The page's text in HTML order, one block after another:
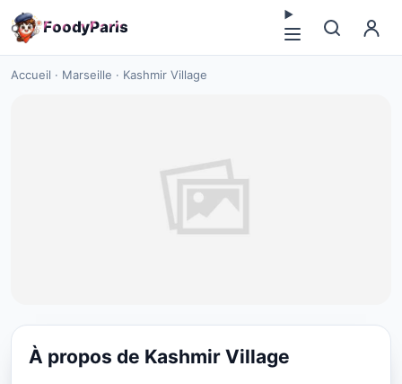
FoodyParis
Accueil · Marseille · Kashmir Village
À propos de Kashmir Village